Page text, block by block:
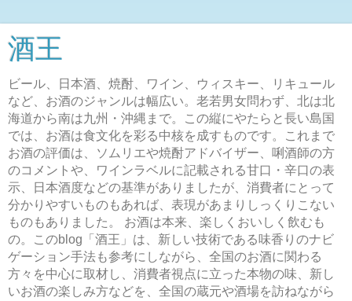
酒王
ビール、日本酒、焼酎、ワイン、ウィスキー、リキュール
など、お酒のジャンルは幅広い。老若男女問わず、北は北
海道から南は九州・沖縄まで。この縦にやたらと長い島国
では、お酒は食文化を彩る中核を成すものです。これまで
お酒の評価は、ソムリエや焼酎アドバイザー、唎酒師の方
のコメントや、ワインラベルに記載される甘口・辛口の表
示、日本酒度などの基準がありましたが、消費者にとって
分かりやすいものもあれば、表現があまりしっくりこない
ものもありました。 お酒は本来、楽しくおいしく飲むも
の。このblog「酒王」は、新しい技術である味香りのナビ
ゲーション手法も参考にしながら、全国のお酒に関わる
方々を中心に取材し、消費者視点に立った本物の味、新し
いお酒の楽しみ方などを、全国の蔵元や酒場を訪ねながら